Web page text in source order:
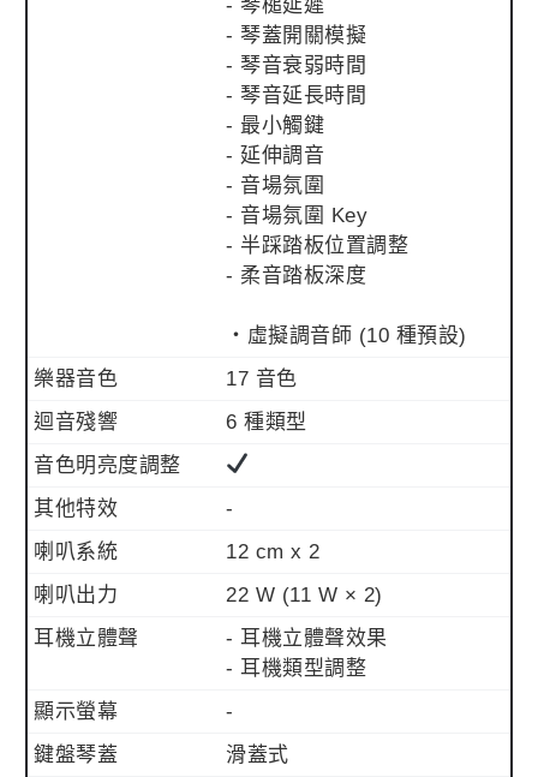
- 琴槌延遲
- 琴蓋開關模擬
- 琴音衰弱時間
- 琴音延長時間
- 最小觸鍵
- 延伸調音
- 音場氛圍
- 音場氛圍 Key
- 半踩踏板位置調整
- 柔音踏板深度
・虛擬調音師 (10 種預設)
樂器音色
17 音色
迴音殘響
6 種類型
音色明亮度調整
其他特效
-
喇叭系統
12 cm x 2
喇叭出力
22 W (11 W × 2)
耳機立體聲
- 耳機立體聲效果
- 耳機類型調整
顯示螢幕
-
鍵盤琴蓋
滑蓋式